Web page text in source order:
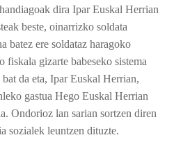
dira Ipar Euskal Herrian
beste, oinarrizko soldata
batez ere soldataz haragoko
fiskala gizarte babeseko sistema
da eta, Ipar Euskal Herrian,
gastua Hego Euskal Herrian
Ondorioz lan sarian sortzen diren
sozialek leuntzen dituzte.